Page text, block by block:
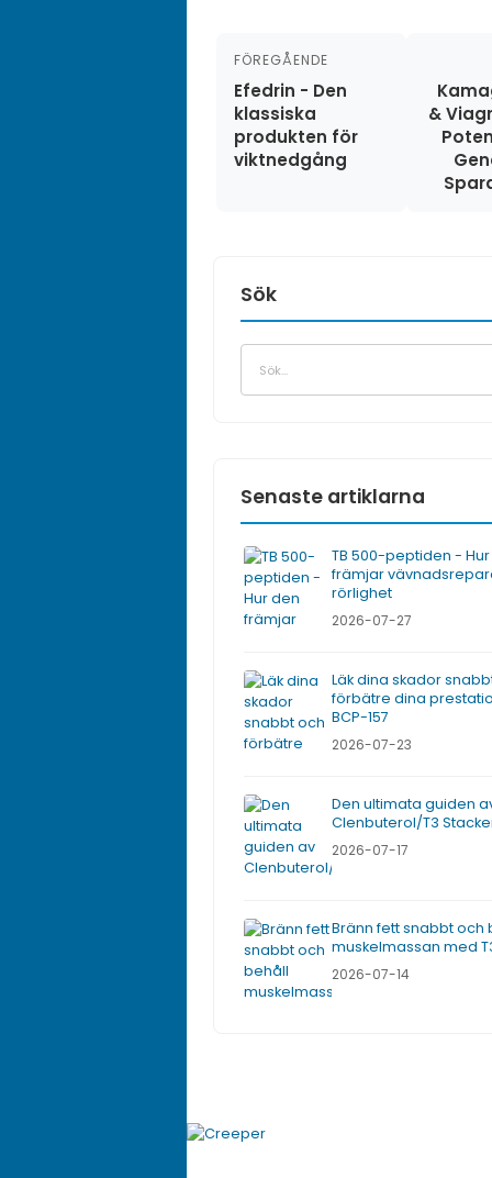
FÖREGÅENDE
Efedrin - Den
klassiska
produkten för
viktnedgång
&
Sök
Senaste artiklarna
TB 500-peptiden -
främjar
rörlighet
2026-07-27
Läk dina skador
förbätre dina
BCP-157
2026-07-23
Den ultimata guiden
Clenbuterol/T3
2026-07-17
Bränn fett snabbt och
muskelmassan med
2026-07-14